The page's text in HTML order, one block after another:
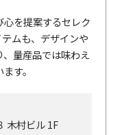
を提案するセレク
ムも、デザインや
量産品では味わえ
す。
木村ビル 1F